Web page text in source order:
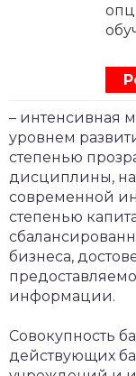
– интенсивная
уровнем
степенью
дисциплины,
современной
степенью
бизнеса,
информации.
Совокупность
действующих